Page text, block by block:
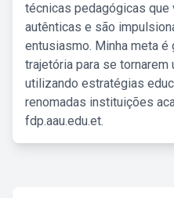
técnicas pedagógicas que
autênticas e são
entusiasmo. Minha meta
trajetória para se tornarem
utilizando estratégias
renomadas instituições
fdp.aau.edu.et.